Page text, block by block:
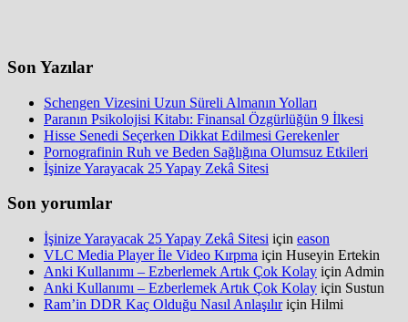
Son Yazılar
Schengen Vizesini Uzun Süreli Almanın Yolları
Paranın Psikolojisi Kitabı: Finansal Özgürlüğün 9 İlkesi
Hisse Senedi Seçerken Dikkat Edilmesi Gerekenler
Pornografinin Ruh ve Beden Sağlığına Olumsuz Etkileri
İşinize Yarayacak 25 Yapay Zekâ Sitesi
Son yorumlar
İşinize Yarayacak 25 Yapay Zekâ Sitesi için eason
VLC Media Player İle Video Kırpma için Huseyin Ertekin
Anki Kullanımı – Ezberlemek Artık Çok Kolay için Admin
Anki Kullanımı – Ezberlemek Artık Çok Kolay için Sustun
Ram’in DDR Kaç Olduğu Nasıl Anlaşılıriçin Hilmi